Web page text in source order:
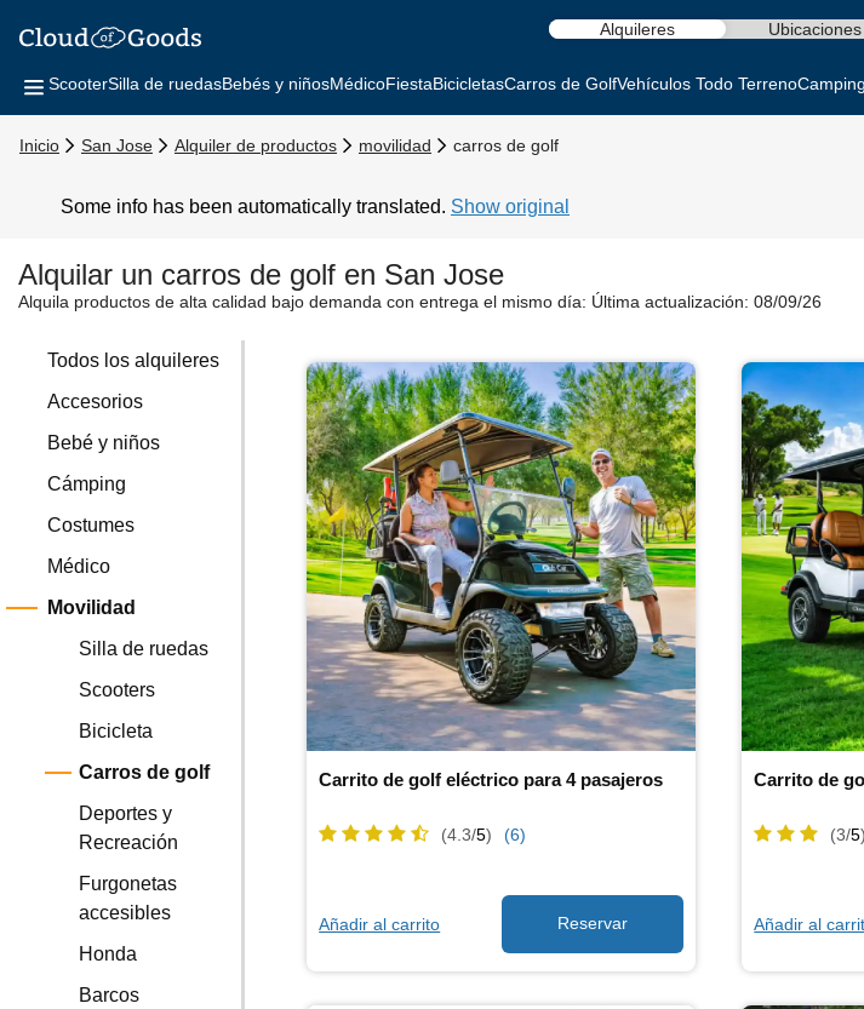
Alquileres Ubicaciones
ScooterSilla de ruedasBebés y niñosMédicoFiestaBicicletasCarros de GolfVehículos Todo TerrenoCamping
Inicio San Jose Alquiler de productos movilidad carros de golf
Some info has been automatically translated. Show original
Alquilar un carros de golf en San Jose
Alquila productos de alta calidad bajo demanda con entrega el mismo día: Última actualización: 08/09/26
Todos los alquileres
Accesorios
Bebé y niños
Cámping
Costumes
Médico
Movilidad
Silla de ruedas
Scooters
Bicicleta
Carros de golf
Deportes y
Recreación
Furgonetas
accesibles
Honda
Barcos
Carrito de golf eléctrico para 4 pasajeros
(4.3/5) (6)
Añadir al carrito
Carrito de
(3/5)
Añadir al